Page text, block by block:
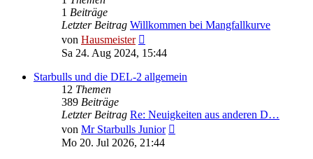
1 Beiträge
Letzter Beitrag Willkommen bei Mangfallkurve
von Hausmeister
Beitrag
Sa 24. Aug 2024, 15:44
Starbulls und die DEL-2 allgemein
12 Themen
389 Beiträge
Letzter Beitrag Re: Neuigkeiten aus anderen D…
von Mr Starbulls Junior
Mo 20. Jul 2026, 21:44